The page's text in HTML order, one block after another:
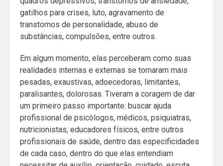
gatilhos para crises, luto, agravamento de
transtornos de personalidade, abuso de
substâncias, compulsões, entre outros.
Em algum momento, elas perceberam como suas
realidades internas e externas se tornaram mais
pesadas, exaustivas, adoecedoras, limitantes,
paralisantes, dolorosas. Tiveram a coragem de dar
um primeiro passo importante: buscar ajuda
profissional de psicólogos, médicos, psiquiatras,
nutricionistas, educadores físicos, entre outros
profissionais de saúde, dentro das especificidades
de cada caso, dentro do que elas entendiam